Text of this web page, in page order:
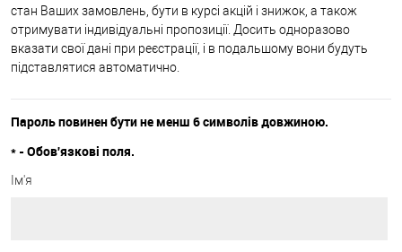
стан Ваших замовлень, бути в курсі акцій і знижок, а також
отримувати індивідуальні пропозиції. Досить одноразово
вказати свої дані при реєстрації, і в подальшому вони будуть
підставлятися автоматично.
Пароль повинен бути не менш 6 символів довжиною.
* - Обов'язкові поля.
Ім'я